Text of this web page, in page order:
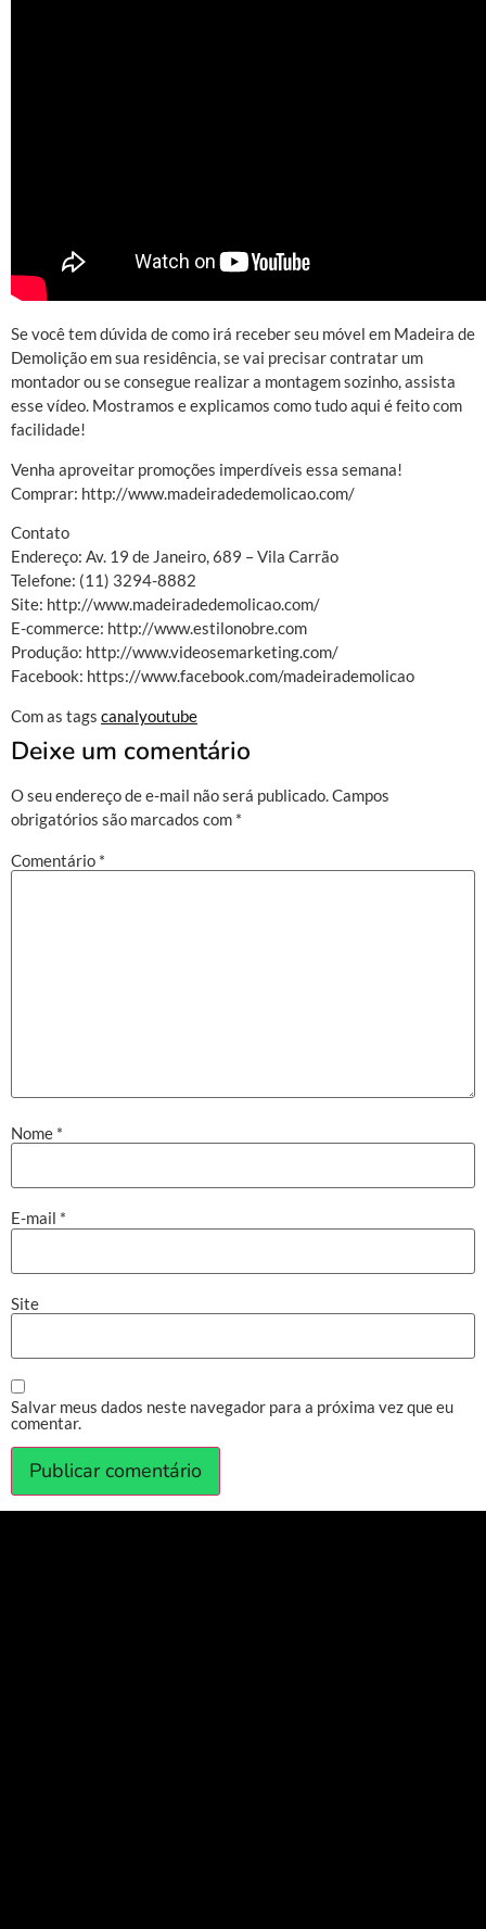
Se você tem dúvida de como irá receber seu móvel em Madeira de
Demolição em sua residência, se vai precisar contratar um
montador ou se consegue realizar a montagem sozinho, assista
esse vídeo. Mostramos e explicamos como tudo aqui é feito com
facilidade!
Venha aproveitar promoções imperdíveis essa semana!
Comprar: http://www.madeiradedemolicao.com/
Contato
Endereço: Av. 19 de Janeiro, 689 – Vila Carrão
Telefone: (11) 3294-8882
Site: http://www.madeiradedemolicao.com/
E-commerce: http://www.estilonobre.com
Produção: http://www.videosemarketing.com/
Facebook: https://www.facebook.com/madeirademolicao
Com as tags canalyoutube
Deixe um comentário
O seu endereço de e-mail não será publicado. Campos
obrigatórios são marcados com *
Comentário *
Nome *
E-mail *
Site
Salvar meus dados neste navegador para a próxima vez que eu
comentar.